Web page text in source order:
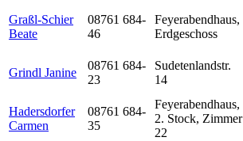
Graßl-Schier
Beate
08761 684-
46
Feyerabendhaus,
Erdgeschoss
Grindl Janine
08761 684-
23
Sudetenlandstr.
14
Hadersdorfer
Carmen
08761 684-
35
Feyerabendhaus,
2. Stock, Zimmer
22